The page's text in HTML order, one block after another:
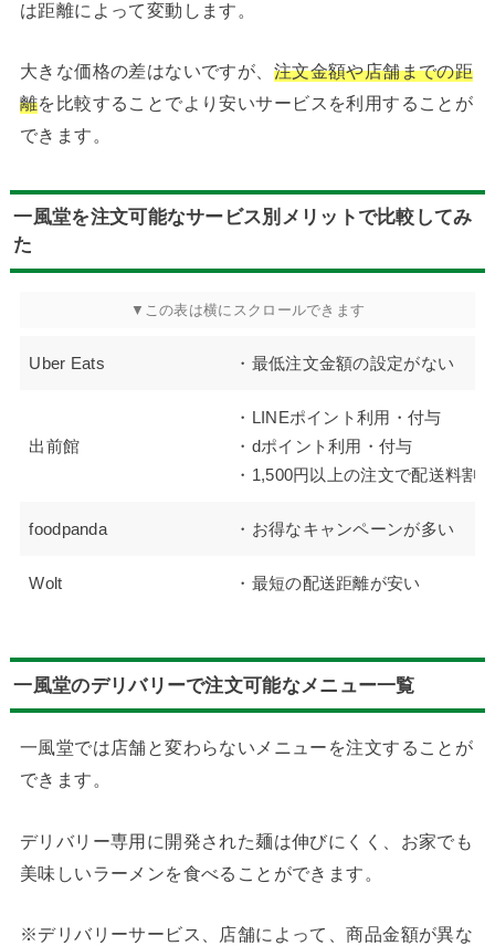
は距離によって変動します。
大きな価格の差はないですが、 注文金額や店舗までの距
離を比較することでより安いサービスを利用することが
できます。
一風堂を注文可能なサービス別メリットで比較してみ
た
Uber Eats ・最低注文金額の設定がない
出前館
・LINEポイント利用・付与
・dポイント利用・付与
・1,500円以上の注文で配送料割引
foodpanda ・お得なキャンペーンが多い
Wolt ・最短の配送距離が安い
一風堂のデリバリーで注文可能なメニュー一覧
一風堂では店舗と変わらないメニューを注文することが
できます。
デリバリー専用に開発された麺は伸びにくく、お家でも
美味しいラーメンを食べることができます。
※デリバリーサービス、店舗によって、商品金額が異な